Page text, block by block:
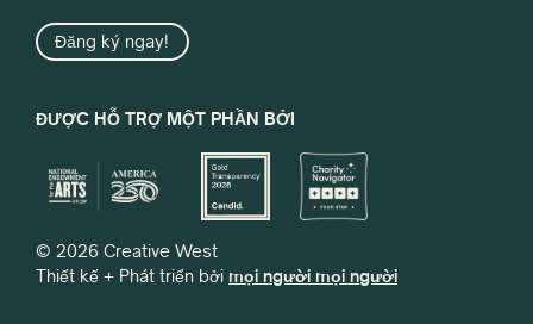
Đăng ký ngay!
ĐƯỢC HỖ TRỢ MỘT PHẦN BỞI
© 2026 Creative West
Thiết kế + Phát triển bởi mọi người mọi người